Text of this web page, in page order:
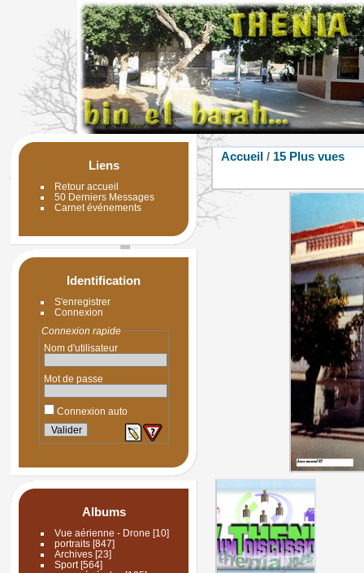
Liens
Retour accueil
50 Derniers Messages
Carnet événements
Identification
S'enregistrer
Connexion
Connexion rapide
Nom d'utilisateur
Mot de passe
Connexion auto
Albums
Vue aérienne - Drone [10]
portraits[847]
Archives [23]
Sport[564]
Accueil / 15 Plus vues